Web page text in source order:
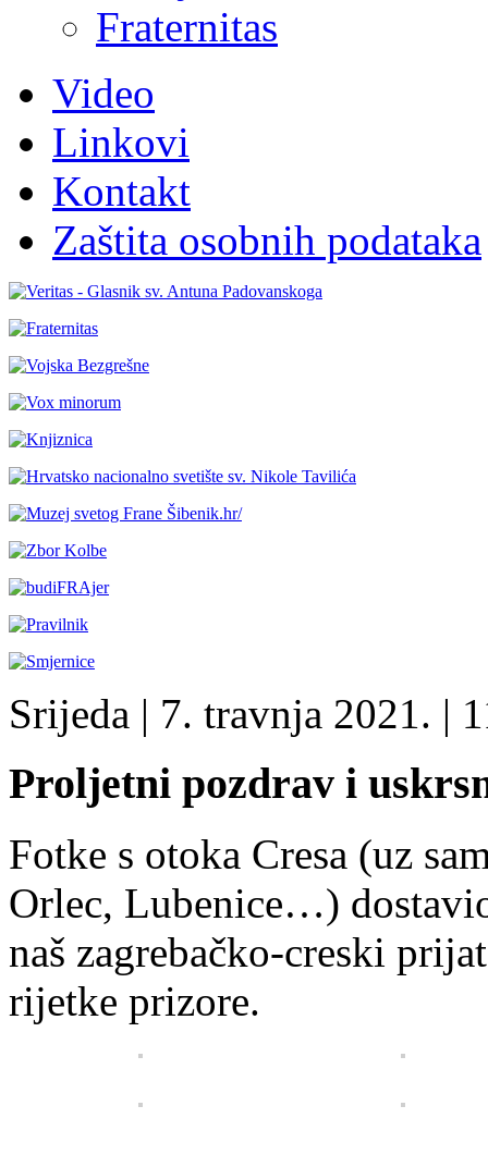
Fraternitas
Video
Linkovi
Kontakt
Zaštita osobnih podataka
Srijeda | 7. travnja 2021. |
Proljetni pozdrav i
Fotke s otoka Cresa (uz
Orlec, Lubenice…)
naš zagrebačko-creski
rijetke prizore.